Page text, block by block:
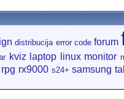
distribucija error code forum
kviz laptop linux monitor
rpg rx9000 s24+ samsung